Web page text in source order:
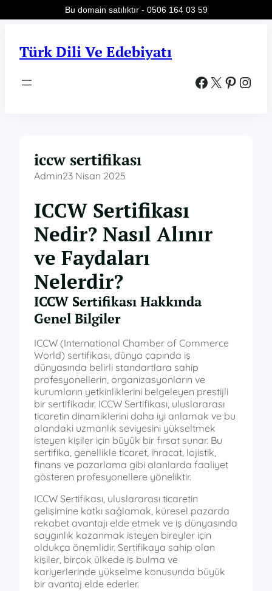
Türk Dili Ve Edebiyatı
Facebook X Pinterest Instagram
iccw sertifikası
Admin23 Nisan 2025
ICCW Sertifikası
Nedir? Nasıl Alınır
ve Faydaları
Nelerdir?
ICCW Sertifikası Hakkında
Genel Bilgiler
ICCW (International Chamber of Commerce
World) sertifikası, dünya çapında iş
dünyasında belirli standartlara sahip
profesyonellerin, organizasyonların ve
kurumların yetkinliklerini belgeleyen prestijli
bir sertifikadır. ICCW Sertifikası, uluslararası
ticaretin dinamiklerini daha iyi anlamak ve bu
alandaki uzmanlık seviyesini yükseltmek
isteyen kişiler için büyük bir fırsat sunar. Bu
sertifika, genellikle ticaret, ihracat, lojistik,
finans ve pazarlama gibi alanlarda faaliyet
gösteren profesyonellere yöneliktir.
ICCW Sertifikası, uluslararası ticaretin
gelişimine katkı sağlamak, küresel pazarda
rekabet avantajı elde etmek ve iş dünyasında
saygınlık kazanmak isteyen bireyler için
oldukça önemlidir. Sertifikaya sahip olan
kişiler, birçok ülkede iş bulma ve
kariyerlerinde yükselme konusunda büyük
bir avantaj elde ederler.
Bu domain satılıktır - 0506 164 03 59